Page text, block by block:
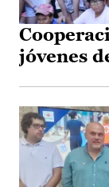
jóvenes